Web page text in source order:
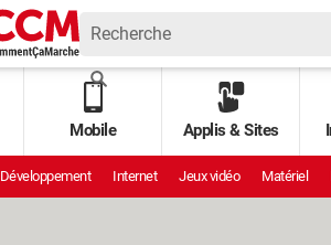
Mobile Applis & Sites
Développement Internet Jeux vidéo Matériel